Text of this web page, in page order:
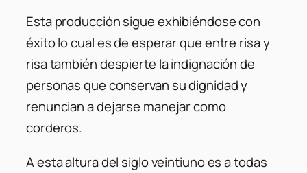
Esta producción sigue exhibiéndose con
éxito lo cual es de esperar que entre risa y
risa también despierte la indignación de
personas que conservan su dignidad y
renuncian a dejarse manejar como
corderos.
A esta altura del siglo veintiuno es a todas